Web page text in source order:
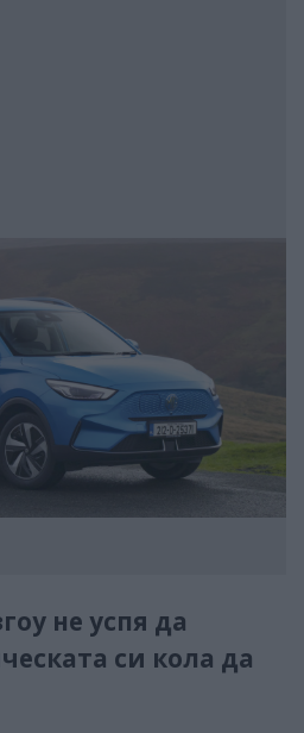
не успя да
си кола да